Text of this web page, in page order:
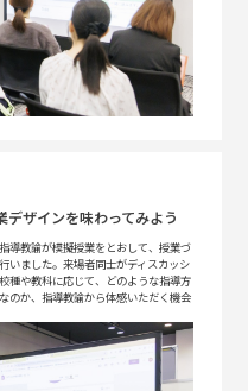
デザインを味わってみよう
導教諭が模擬授業をとおして、授業づ
いました。来場者同士がディスカッシ
種や教科に応じて、どのような指導方
のか、指導教諭から体感いただく機会